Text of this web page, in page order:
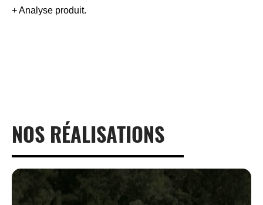
+ Analyse produit.
NOS RÉALISATIONS